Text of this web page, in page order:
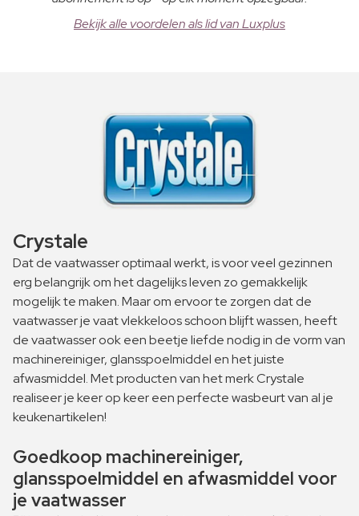
Bekijk alle voordelen als lid van Luxplus
Crystale
Dat de vaatwasser optimaal werkt, is voor veel gezinnen
erg belangrijk om het dagelijks leven zo gemakkelijk
mogelijk te maken. Maar om ervoor te zorgen dat de
vaatwasser je vaat vlekkeloos schoon blijft wassen, heeft
de vaatwasser ook een beetje liefde nodig in de vorm van
machinereiniger, glansspoelmiddel en het juiste
afwasmiddel. Met producten van het merk Crystale
realiseer je keer op keer een perfecte wasbeurt van al je
keukenartikelen!
Goedkoop machinereiniger,
glansspoelmiddel en afwasmiddel voor
je vaatwasser